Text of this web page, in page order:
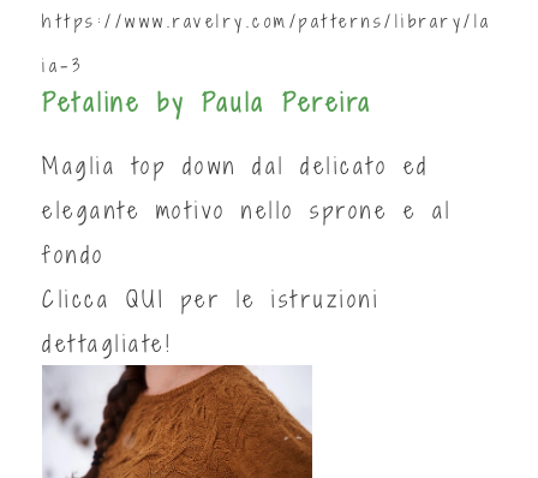
https://www.ravelry.com/patterns/library/la
ia-3
Petaline by Paula Pereira
Maglia top down dal delicato ed
elegante motivo nello sprone e al
fondo
Clicca QUI
per le istruzioni
dettagliate!